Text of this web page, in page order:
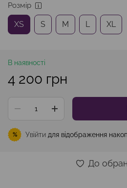
Розмір
XS S M L XL
В наявності
4 200 грн
% Увійти для відображення
До